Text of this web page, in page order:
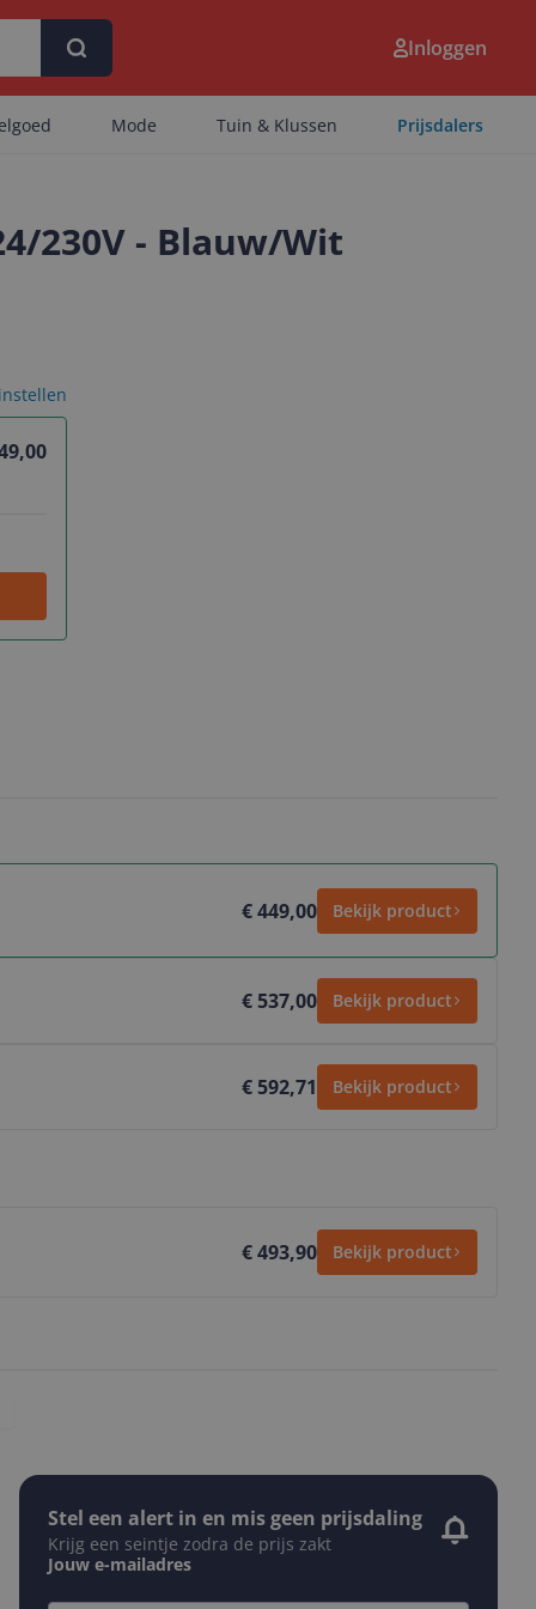
Inloggen
Mode Tuin & Klussen Prijsdalers
230V - Blauw/Wit
€ 449,00 Bekijk product
€ 537,00 Bekijk product
€ 592,71 Bekijk product
€ 493,90 Bekijk product
Stel een alert in en mis geen prijsdaling
Krijg een seintje zodra de prijs zakt
Jouw e-mailadres